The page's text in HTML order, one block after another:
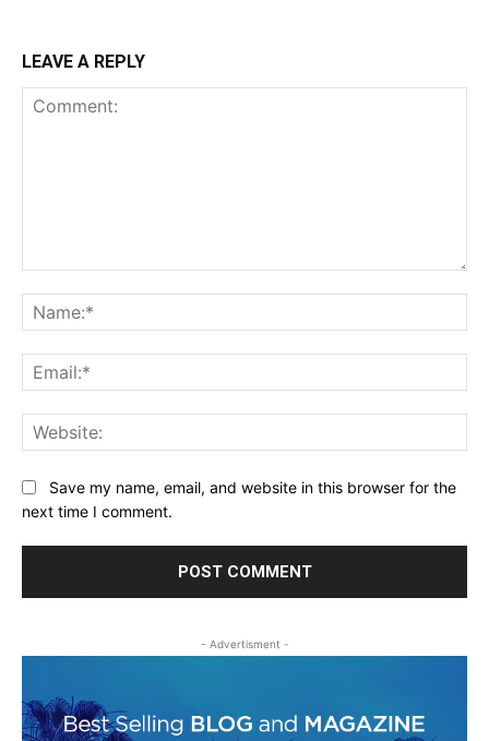
LEAVE A REPLY
Save my name, email, and website in this browser for the
next time I comment.
- Advertisment -